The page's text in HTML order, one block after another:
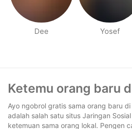
Dee Yosef
Ketemu orang baru
Ayo ngobrol gratis sama orang baru
adalah salah satu situs Jaringan
ketemuan sama orang lokal. Pengen